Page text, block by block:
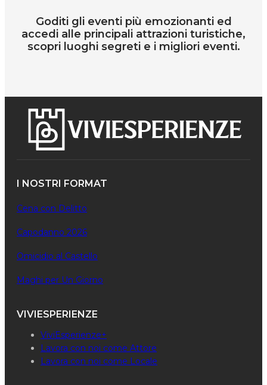
Goditi gli eventi più emozionanti ed
accedi alle principali attrazioni turistiche,
scopri luoghi segreti e i migliori eventi.
I NOSTRI FORMAT
Cena con Delitto
Capodanno 2026
Omicidio al Castello
Maghi per Un Giorno
VIVIESPERIENZE
ViviEsperienze+
Lavora con noi come Attore
Lavora con noi come Locale